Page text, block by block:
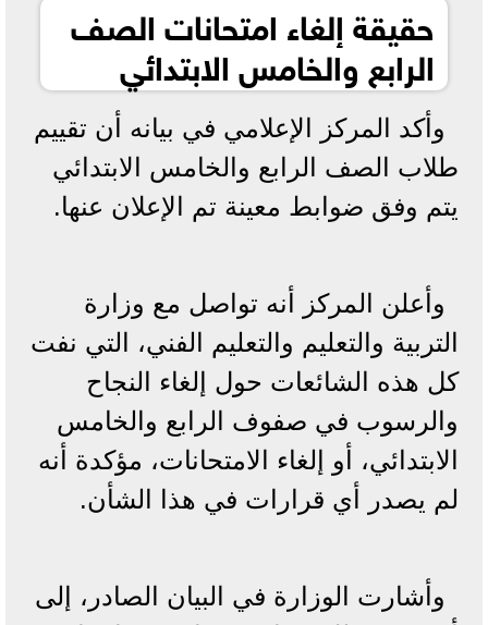
حقيقة إلغاء امتحانات الصف
الرابع والخامس الابتدائي
وأكد المركز الإعلامي في بيانه أن تقييم
طلاب الصف الرابع والخامس الابتدائي
يتم وفق ضوابط معينة تم الإعلان عنها.
وأعلن المركز أنه تواصل مع وزارة
التربية والتعليم والتعليم الفني، التي نفت
كل هذه الشائعات حول إلغاء النجاح
والرسوب في صفوف الرابع والخامس
الابتدائي، أو إلغاء الامتحانات، مؤكدة أنه
لم يصدر أي قرارات في هذا الشأن.
وأشارت الوزارة في البيان الصادر، إلى